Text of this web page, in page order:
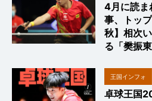
4月に読ま
事、トッ
秋】相次
る「樊振東
王国インフォ
卓球王国